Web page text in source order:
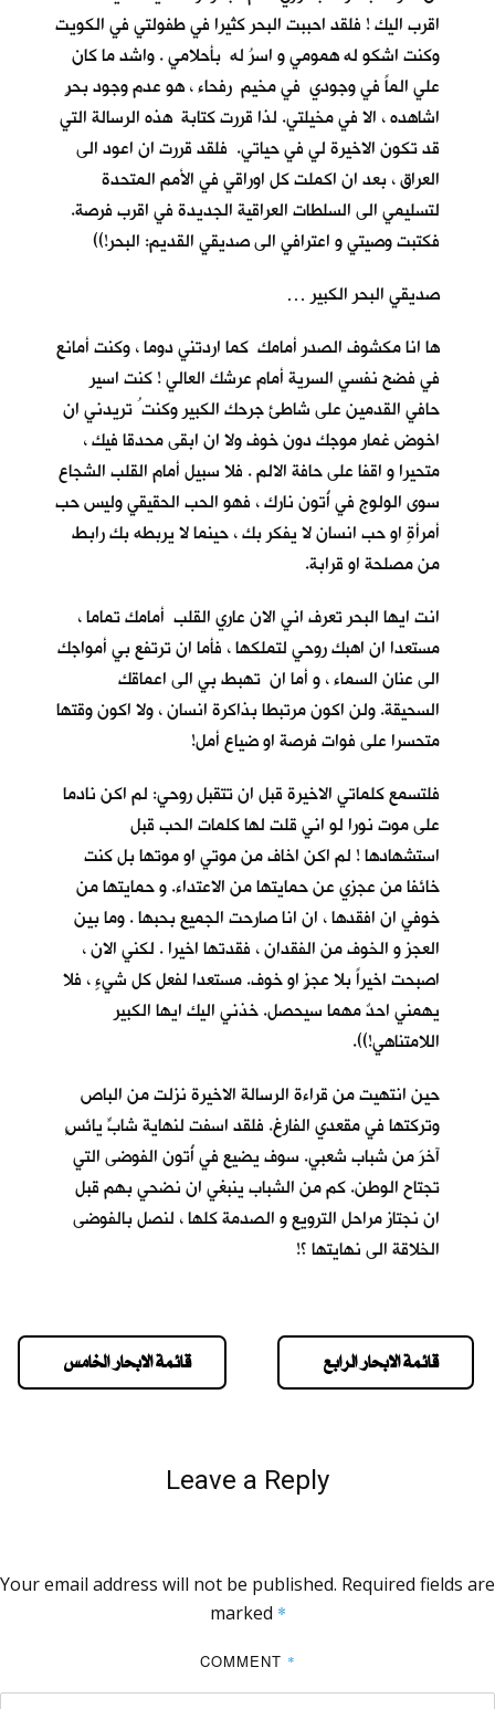
اقرب اليك ! فلقد احببت البحر كثيرا في طفولتي في الكويت
وكنت اشكو له همومي و اسرُ له بأحلامي . واشد ما كان
علي الماً في وجودي في مخيم رفحاء ، هو عدم وجود بحرٍ
اشاهده ، الا في مخيلتي. لذا قررت كتابة هذه الرسالة التي
قد تكون الاخيرة لي في حياتي. فلقد قررت ان اعود الى
العراق ، بعد ان اكملت كل اوراقي في الأمم المتحدة
لتسليمي الى السلطات العراقية الجديدة في اقرب فرصة.
فكتبت وصيتي و اعترافي الى صديقي القديم: البحر!))
صديقي البحر الكبير …
ها انا مكشوف الصدر أمامك كما اردتني دوما ، وكنت أمانع
في فضح نفسي السرية أمام عرشك العالي ! كنت اسير
حافي القدمين على شاطئ جرحك الكبير وكنت ُ تريدني ان
اخوض غمار موجك دون خوف ولا ان ابقى محدقا فيك ،
متحيرا و اقفا على حافة الالم . فلا سبيل أمام القلب الشجاع
سوى الولوج في أُتون نارك ، فهو الحب الحقيقي وليس حب
أمرأةٍ او حب انسان لا يفكر بك ، حينما لا يربطه بك رابط
من مصلحة او قرابة.
انت ايها البحر تعرف اني الان عاري القلب أمامك تماما ،
مستعدا ان اهبك روحي لتملكها ، فأما ان ترتفع بي أمواجك
الى عنان السماء ، و أما ان تهبط بي الى اعماقك
السحيقة. ولن اكون مرتبطا بذاكرة انسان ، ولا اكون وقتها
متحسرا على فوات فرصة او ضياع أمل!
فلتسمع كلماتي الاخيرة قبل ان تتقبل روحي: لم اكن نادما
على موت نورا لو اني قلت لها كلمات الحب قبل
استشهادها ! لم اكن اخاف من موتي او موتها بل كنت
خائفا من عجزي عن حمايتها من الاعتداء. و حمايتها من
خوفي ان افقدها ، ان انا صارحت الجميع بحبها . وما بين
العجز و الخوف من الفقدان ، فقدتها اخيرا . لكني الان ،
اصبحت اخيراً بلا عجزٍ او خوف. مستعدا لفعل كل شيءٍ ، فلا
يهمني احدٌ مهما سيحصل. خذني اليك ايها الكبير
اللامتناهي!)).
حين انتهيت من قراءة الرسالة الاخيرة نزلت من الباص
وتركتها في مقعدي الفارغ. فلقد اسفت لنهاية شابٍّ يائسٍ
آخرَ من شباب شعبي. سوف يضيع في أُتون الفوضى التي
تجتاح الوطن. كم من الشباب ينبغي ان نضحي بهم قبل
ان نجتاز مراحل الترويع و الصدمة كلها ، لنصل بالفوضى
الخلاقة الى نهايتها ؟!
قائمة الابحار الخامس قائمة الابحار الرابع
Leave a Reply
Your email address will not be published. Required fields are
marked *
COMMENT *